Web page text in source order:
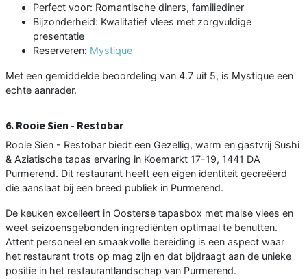
Perfect voor: Romantische diners, familiediner
Bijzonderheid: Kwalitatief vlees met zorgvuldige
presentatie
Reserveren: Mystique
Met een gemiddelde beoordeling van 4.7 uit 5, is Mystique een
echte aanrader.
6. Rooie Sien - Restobar
Rooie Sien - Restobar biedt een Gezellig, warm en gastvrij Sushi
& Aziatische tapas ervaring in Koemarkt 17-19, 1441 DA
Purmerend. Dit restaurant heeft een eigen identiteit gecreëerd
die aanslaat bij een breed publiek in Purmerend.
De keuken excelleert in Oosterse tapasbox met malse vlees en
weet seizoensgebonden ingrediënten optimaal te benutten.
Attent personeel en smaakvolle bereiding is een aspect waar
het restaurant trots op mag zijn en dat bijdraagt aan de unieke
positie in het restaurantlandschap van Purmerend.